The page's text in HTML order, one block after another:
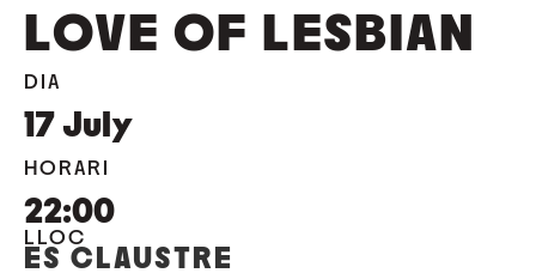
LOVE OF LESBIAN
DIA
17 July
HORARI
22:00
LLOC
ES CLAUSTRE